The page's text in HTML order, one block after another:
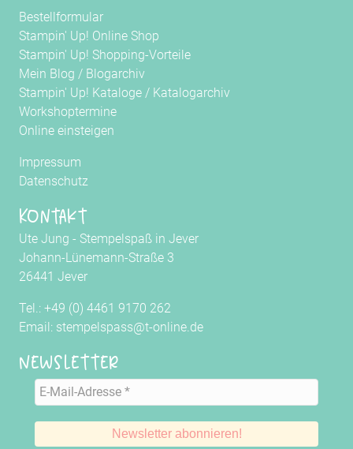
Bestellformular
Stampin' Up! Online Shop
Stampin' Up! Shopping-Vorteile
Mein Blog / Blogarchiv
Stampin' Up! Kataloge / Katalogarchiv
Workshoptermine
Online einsteigen
Impressum
Datenschutz
Kontakt
Ute Jung - Stempelspaß in Jever
Johann-Lünemann-Straße 3
26441 Jever
Tel.: +49 (0) 4461 9170 262
Email: stempelspass@t-online.de
Newsletter